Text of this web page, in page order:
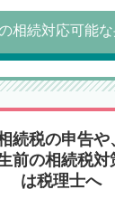
相続対応可能
続税の申告や
前の相続税対
は税理士へ